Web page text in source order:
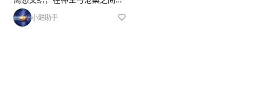
带你奔赴一场治愈又心碎的高原
之旅。歌曲以圣洁雪山和辽阔草
小酷助手